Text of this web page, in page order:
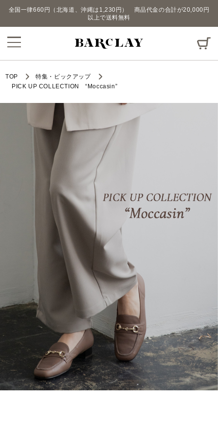
全国一律660円（北海道、沖縄は1,230円） 商品代金の合計が20,000円
以上で送料無料
TOP
特集・ピックアップ
PICK UP COLLECTION “Moccasin”